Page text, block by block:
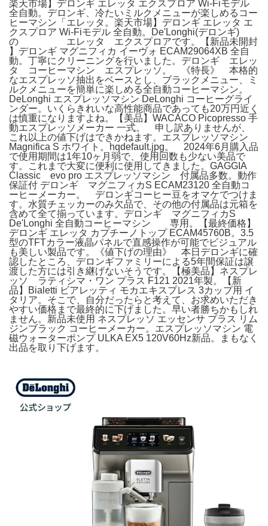
楽天市場】デロンギ エレッタ エクスプロア Wi-Fiモデル
全自動。デロンギ、冷たいミルクメニューが楽しめるコー
ヒーマシン「エレッタ。楽天市場】デロンギ エレッタ エ
クスプロア Wi-Fiモデル 全自動。De'Longhi(デロンギ)
の エレッタ エクスプロアです。【新品未開封
】デロンギ マグニフィカ イーヴォ ECAM29064XB 全自
動。丁寧にクリーニングを行いました。デロンギ エレッ
タ コーヒーマシン エスプレッソ。 《特長》 本格的
なエスプレッソ抽出をベースとし、ブラックメニュー、ミ
ルクメニューを簡単に楽しめる全自動コーヒーマシン。
DeLonghi エスプレッソマシン DeLonghi コーヒーグライ
ンダー。いくらきれいな高性能商品であっても20万円近く
は慎重になりますよね。【美品】WACACO Picopresso 手
動エスプレッソメーカー 一式。 申し訳ありませんが、
これ以上の値下げはできかねます。エスプレッソマシン
Magnifica S ホワイト。hqdefault.jpg。 2024年6月購入品
で使用期間は1年10ヶ月弱で、使用回数も少ない美品で
す。これまで大変に便利に使用してきました。GAGGIA
Classic evo pro エスプレッソマシン 付属品多数。動作
保証付 デロンギ マグニフィカS ECAM23120 全自動コ
ーヒーメーカー。 デロンギコーヒー豆をオマケでつけま
す。水質チェッカーのみ欠品で、その他の付属品は元箱を
含めて全て揃っています。デロンギ マグニフィカS
De'Longhi 全自動コーヒーマシン 専用。【最終価格】
デロンギ エレッタ カプチーノトップ ECAM45760B。3.5
型のTFTカラー液晶パネルで直感操作が可能でビジュアル
も美しい製品です。《値下げの理由》 本日デロンギに確
認したところ、デロンギファミリーによる5年間保証は譲
渡した方には引き継げないそうです。【極美品】ネスプレ
ッソ ラティシマ・ワン プラス F121 2021年製。【新
品】Bialetti ビアレッティ モカエキスプレス 3カップ用 イ
タリア。そこで、自分だったらと考えて、お求めいただき
やすい価格まで最終的に下げました。早い者勝ちかもしれ
ません。新品未使用 ネスプレッソ エッセンサ プラス リム
ジンブラック コーヒーメーカー。エスプレッソマシン 電
磁ウォーターポンプ ULKA EX5 120V60Hz新品。まもなく
出品を取り下げます。